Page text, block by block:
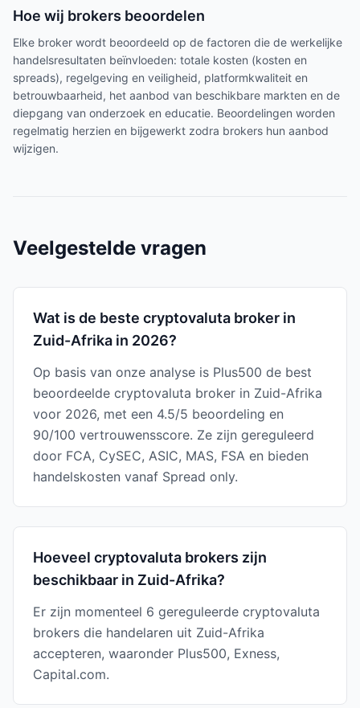
Hoe wij brokers beoordelen
Elke broker wordt beoordeeld op de factoren die de werkelijke
handelsresultaten beïnvloeden: totale kosten (kosten en
spreads), regelgeving en veiligheid, platformkwaliteit en
betrouwbaarheid, het aanbod van beschikbare markten en de
diepgang van onderzoek en educatie. Beoordelingen worden
regelmatig herzien en bijgewerkt zodra brokers hun aanbod
wijzigen.
Veelgestelde vragen
Wat is de beste cryptovaluta broker in
Zuid-Afrika in 2026?
Op basis van onze analyse is Plus500 de best
beoordeelde cryptovaluta broker in Zuid-Afrika
voor 2026, met een 4.5/5 beoordeling en
90/100 vertrouwensscore. Ze zijn gereguleerd
door FCA, CySEC, ASIC, MAS, FSA en bieden
handelskosten vanaf Spread only.
Hoeveel cryptovaluta brokers zijn
beschikbaar in Zuid-Afrika?
Er zijn momenteel 6 gereguleerde cryptovaluta
brokers die handelaren uit Zuid-Afrika
accepteren, waaronder Plus500, Exness,
Capital.com.